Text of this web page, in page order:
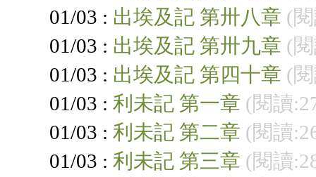
01/03 : 出埃及記 第卅八章 (
01/03 : 出埃及記 第卅九章 (
01/03 : 出埃及記 第四十章 (
01/03 : 利未記 第一章 (閱讀
01/03 : 利未記 第二章 (閱讀
01/03 : 利未記 第三章 (閱讀